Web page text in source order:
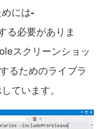
には-
る必要がありま
スクリーンショッ
るためのライブラ
ています。